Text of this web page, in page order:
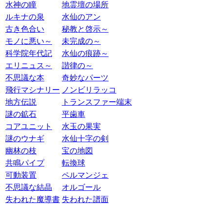
水神の瞳
地霊壇の場所
ルキナの泉
水仙のアン
古き色合い
秘教と啓示～
モノに悪い～
未完成の～
科学院年代記
水仙の痕跡～
エリニュス～
諧律の～
不思議な本
奇妙なパーツ
飛行マシナリー ノンビリラッコ
地方伝説
トランスファー端末
謎の鉱石
平歯車
コアユニット
水玉の果実
謎のウナギ
水仙十字の剣
幽林の枝
宝の地図
共鳴パイプ
転換球
可動装置
ペルマンジェ
不思議な結晶
オルゴール
失われた魔導書 失われた譜面